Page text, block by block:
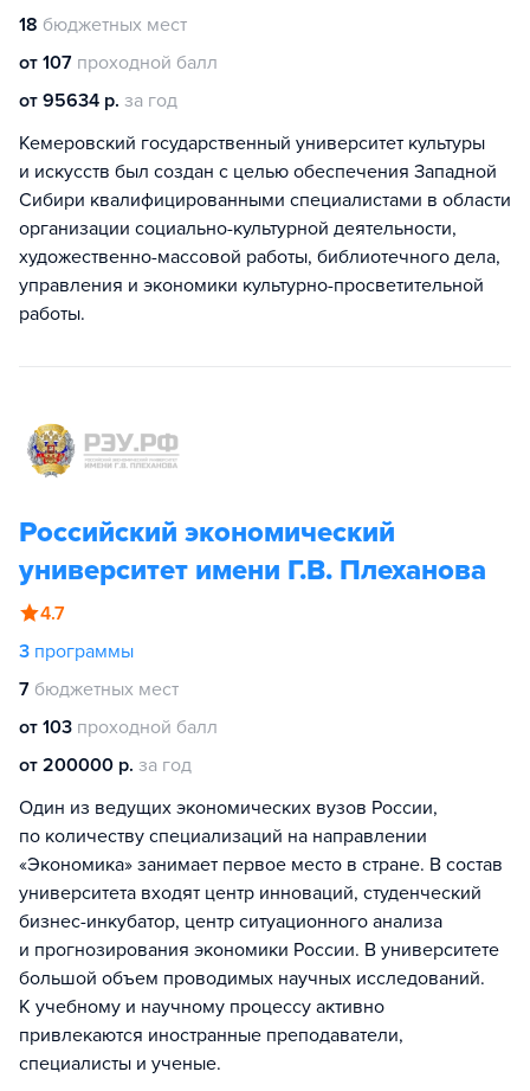
18 бюджетных мест
от 107 проходной балл
от 95634 р. за год
Кемеровский государственный университет культуры
и искусств был создан с целью обеспечения Западной
Сибири квалифицированными специалистами в области
организации социально-культурной деятельности,
художественно-массовой работы, библиотечного дела,
управления и экономики культурно-просветительной
работы.
Российский экономический
университет имени Г.В. Плеханова
4.7
3 программы
7 бюджетных мест
от 103 проходной балл
от 200000 р. за год
Один из ведущих экономических вузов России,
по количеству специализаций на направлении
«Экономика» занимает первое место в стране. В состав
университета входят центр инноваций, студенческий
бизнес-инкубатор, центр ситуационного анализа
и прогнозирования экономики России. В университете
большой объем проводимых научных исследований.
К учебному и научному процессу активно
привлекаются иностранные преподаватели,
специалисты и ученые.